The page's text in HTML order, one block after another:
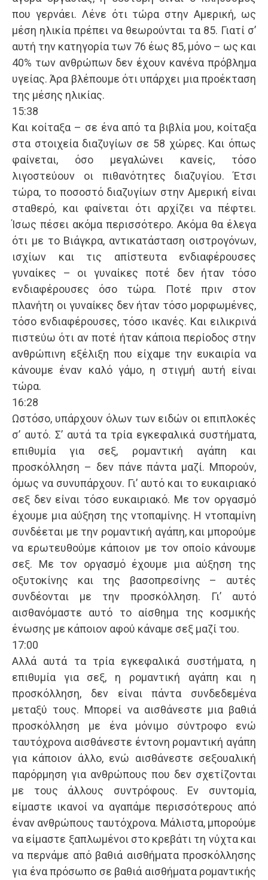
που γερνάει. Λένε ότι τώρα στην Αμερική, ως
μέση ηλικία πρέπει να θεωρούνται τα 85. Γιατί σ’
αυτή την κατηγορία των 76 έως 85, μόνο – ως και
40% των ανθρώπων δεν έχουν κανένα πρόβλημα
υγείας. Άρα βλέπουμε ότι υπάρχει μια προέκταση
της μέσης ηλικίας.
15:38
Και κοίταξα – σε ένα από τα βιβλία μου, κοίταξα
στα στοιχεία διαζυγίων σε 58 χώρες. Και όπως
φαίνεται, όσο μεγαλώνει κανείς, τόσο
λιγοστεύουν οι πιθανότητες διαζυγίου. Έτσι
τώρα, το ποσοστό διαζυγίων στην Αμερική είναι
σταθερό, και φαίνεται ότι αρχίζει να πέφτει.
Ίσως πέσει ακόμα περισσότερο. Ακόμα θα έλεγα
ότι με το Βιάγκρα, αντικατάσταση οιστρογόνων,
ισχίων και τις απίστευτα ενδιαφέρουσες
γυναίκες – οι γυναίκες ποτέ δεν ήταν τόσο
ενδιαφέρουσες όσο τώρα. Ποτέ πριν στον
πλανήτη οι γυναίκες δεν ήταν τόσο μορφωμένες,
τόσο ενδιαφέρουσες, τόσο ικανές. Και ειλικρινά
πιστεύω ότι αν ποτέ ήταν κάποια περίοδος στην
ανθρώπινη εξέλιξη που είχαμε την ευκαιρία να
κάνουμε έναν καλό γάμο, η στιγμή αυτή είναι
τώρα.
16:28
Ωστόσο, υπάρχουν όλων των ειδών οι επιπλοκές
σ’ αυτό. Σ’ αυτά τα τρία εγκεφαλικά συστήματα,
επιθυμία για σεξ, ρομαντική αγάπη και
προσκόλληση – δεν πάνε πάντα μαζί. Μπορούν,
όμως να συνυπάρχουν. Γι’ αυτό και το ευκαιριακό
σεξ δεν είναι τόσο ευκαιριακό. Με τον οργασμό
έχουμε μια αύξηση της ντοπαμίνης. Η ντοπαμίνη
συνδέεται με την ρομαντική αγάπη, και μπορούμε
να ερωτευθούμε κάποιον με τον οποίο κάνουμε
σεξ. Με τον οργασμό έχουμε μια αύξηση της
οξυτοκίνης και της βασοπρεσίνης – αυτές
συνδέονται με την προσκόλληση. Γι’ αυτό
αισθανόμαστε αυτό το αίσθημα της κοσμικής
ένωσης με κάποιον αφού κάναμε σεξ μαζί του.
17:00
Αλλά αυτά τα τρία εγκεφαλικά συστήματα, η
επιθυμία για σεξ, η ρομαντική αγάπη και η
προσκόλληση, δεν είναι πάντα συνδεδεμένα
μεταξύ τους. Μπορεί να αισθάνεστε μια βαθιά
προσκόλληση με ένα μόνιμο σύντροφο ενώ
ταυτόχρονα αισθάνεστε έντονη ρομαντική αγάπη
για κάποιον άλλο, ενώ αισθάνεστε σεξουαλική
παρόρμηση για ανθρώπους που δεν σχετίζονται
με τους άλλους συντρόφους. Εν συντομία,
είμαστε ικανοί να αγαπάμε περισσότερους από
έναν ανθρώπους ταυτόχρονα. Μάλιστα, μπορούμε
να είμαστε ξαπλωμένοι στο κρεβάτι τη νύχτα και
να περνάμε από βαθιά αισθήματα προσκόλλησης
για ένα πρόσωπο σε βαθιά αισθήματα ρομαντικής